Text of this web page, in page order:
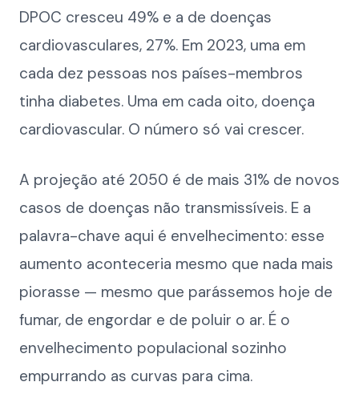
DPOC cresceu 49% e a de doenças
cardiovasculares, 27%. Em 2023, uma em
cada dez pessoas nos países-membros
tinha diabetes. Uma em cada oito, doença
cardiovascular. O número só vai crescer.
A projeção até 2050 é de mais 31% de novos
casos de doenças não transmissíveis. E a
palavra-chave aqui é envelhecimento: esse
aumento aconteceria mesmo que nada mais
piorasse — mesmo que parássemos hoje de
fumar, de engordar e de poluir o ar. É o
envelhecimento populacional sozinho
empurrando as curvas para cima.